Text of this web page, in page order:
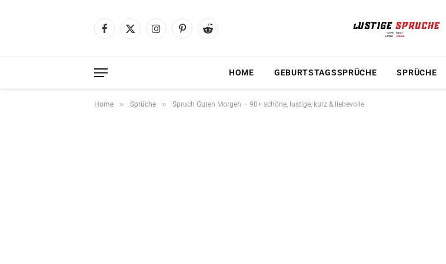
Facebook
X
InstagramPinterestReddit
HOME GEBURTSTAGSSPRÜCHE SPRÜCHE
Home » Sprüche » Spruch Guten Morgen – 90+ schöne, lustige, kurz & liebevolle